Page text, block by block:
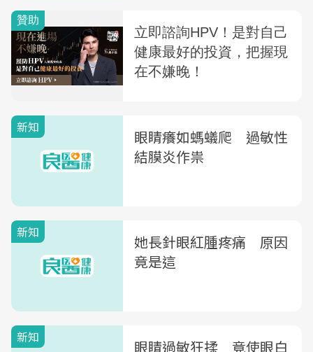
新知
眼睛癢如螞蟻爬 過敏性
結膜炎作祟
新知
她長針眼紅腫疼痛 原因
竟是這
新知 眼睛過敏狂揉 竟使眼白